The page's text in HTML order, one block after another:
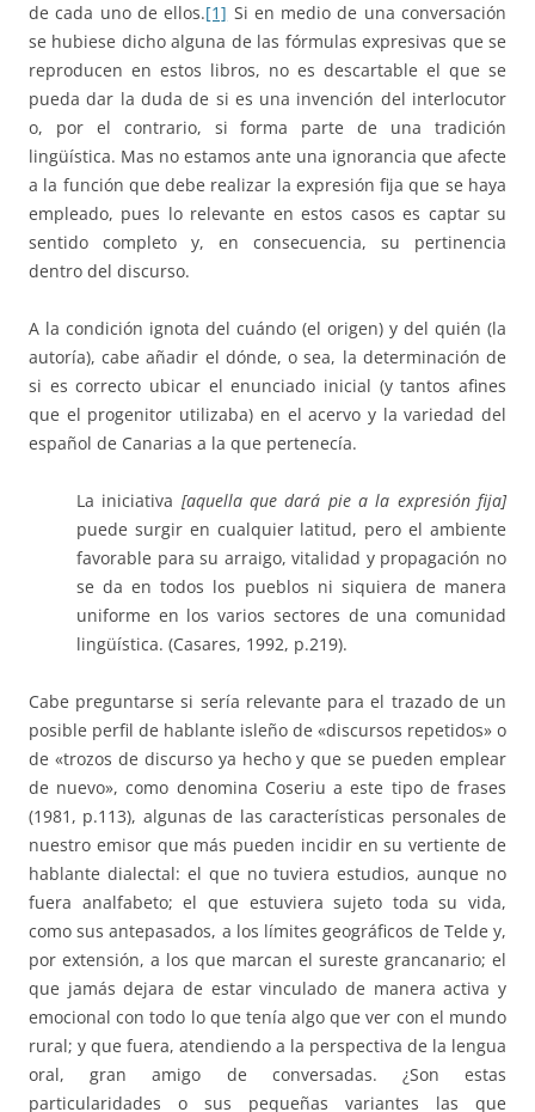
de cada uno de ellos.[1] Si en medio de una conversación
se hubiese dicho alguna de las fórmulas expresivas que se
reproducen en estos libros, no es descartable el que se
pueda dar la duda de si es una invención del interlocutor
o, por el contrario, si forma parte de una tradición
lingüística. Mas no estamos ante una ignorancia que afecte
a la función que debe realizar la expresión fija que se haya
empleado, pues lo relevante en estos casos es captar su
sentido completo y, en consecuencia, su pertinencia
dentro del discurso.
A la condición ignota del cuándo (el origen) y del quién (la
autoría), cabe añadir el dónde, o sea, la determinación de
si es correcto ubicar el enunciado inicial (y tantos afines
que el progenitor utilizaba) en el acervo y la variedad del
español de Canarias a la que pertenecía.
La iniciativa [aquella que dará pie a la expresión fija]
puede surgir en cualquier latitud, pero el ambiente
favorable para su arraigo, vitalidad y propagación no
se da en todos los pueblos ni siquiera de manera
uniforme en los varios sectores de una comunidad
lingüística. (Casares, 1992, p.219).
Cabe preguntarse si sería relevante para el trazado de un
posible perfil de hablante isleño de «discursos repetidos» o
de «trozos de discurso ya hecho y que se pueden emplear
de nuevo», como denomina Coseriu a este tipo de frases
(1981, p.113), algunas de las características personales de
nuestro emisor que más pueden incidir en su vertiente de
hablante dialectal: el que no tuviera estudios, aunque no
fuera analfabeto; el que estuviera sujeto toda su vida,
como sus antepasados, a los límites geográficos de Telde y,
por extensión, a los que marcan el sureste grancanario; el
que jamás dejara de estar vinculado de manera activa y
emocional con todo lo que tenía algo que ver con el mundo
rural; y que fuera, atendiendo a la perspectiva de la lengua
oral, gran amigo de conversadas. ¿Son estas
particularidades o sus pequeñas variantes las que